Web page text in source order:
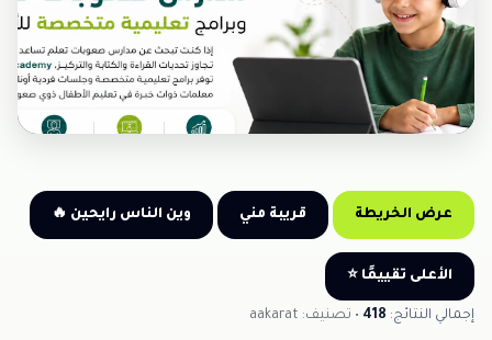
عرض الخريطة قريبة مني وين الناس رايحين 🔥
الأعلى تقييمًا ⭐
إجمالي النتائج: 418 • تصنيف: aakarat